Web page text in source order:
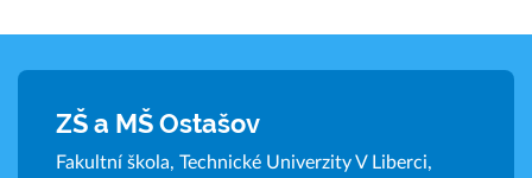
ZŠ a MŠ Ostašov
Fakultní škola, Technické Univerzity V Liberci,